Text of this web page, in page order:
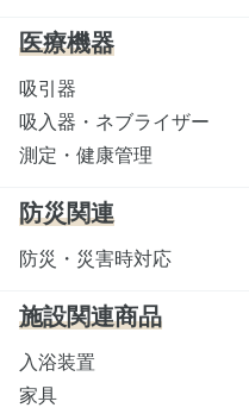
医療機器
吸引器
吸入器・ネブライザー
測定・健康管理
防災関連
防災・災害時対応
施設関連商品
入浴装置
家具